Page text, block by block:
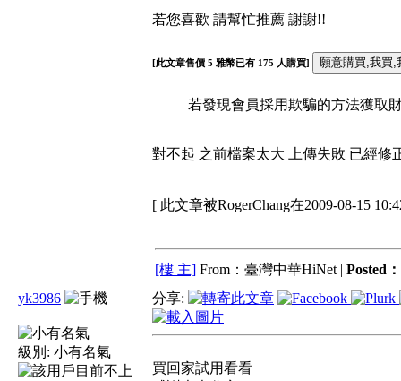
若您喜歡 請幫忙推薦 謝謝!!
[此文章售價 5 雅幣已有 175 人購買]
若發現會員採用欺騙的方法獲取
對不起 之前檔案太大 上傳失敗 已經修
[ 此文章被RogerChang在2009-08-15
[樓 主] From：臺灣中華HiNet | Posted：
yk3986
級別: 小有名氣
分享:
買回家試用看看